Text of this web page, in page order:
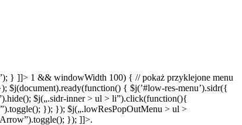
} ]]> 1 && windowWidth 100) { // pokaż przyklejone menu
{ $j(’#low-res-menu’).sidr({
$j(„.sidr-inner > ul > li”).click(function(){
}); }); $j(„.lowResPopOutMenu > ul >
}); ]]>.